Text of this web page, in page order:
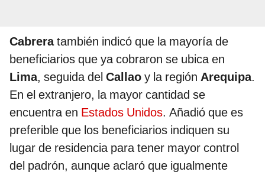
Cabreratambién indicó que la mayoría de
beneficiarios que ya cobraron se ubica en
Lima, seguida del Callao y la región Arequipa.
En el extranjero, la mayor cantidad se
encuentra en Estados Unidos. Añadió que es
preferible que los beneficiarios indiquen su
lugar de residencia para tener mayor control
del padrón, aunque aclaró que igualmente